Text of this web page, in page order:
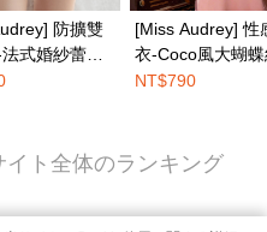
防擴雙
式婚紗蕾絲
三角內褲-優
[Miss Audrey] 性
衣-Coco風大蝴
裙-俏皮甜蜜粉
NT$790
イト全体のランキング